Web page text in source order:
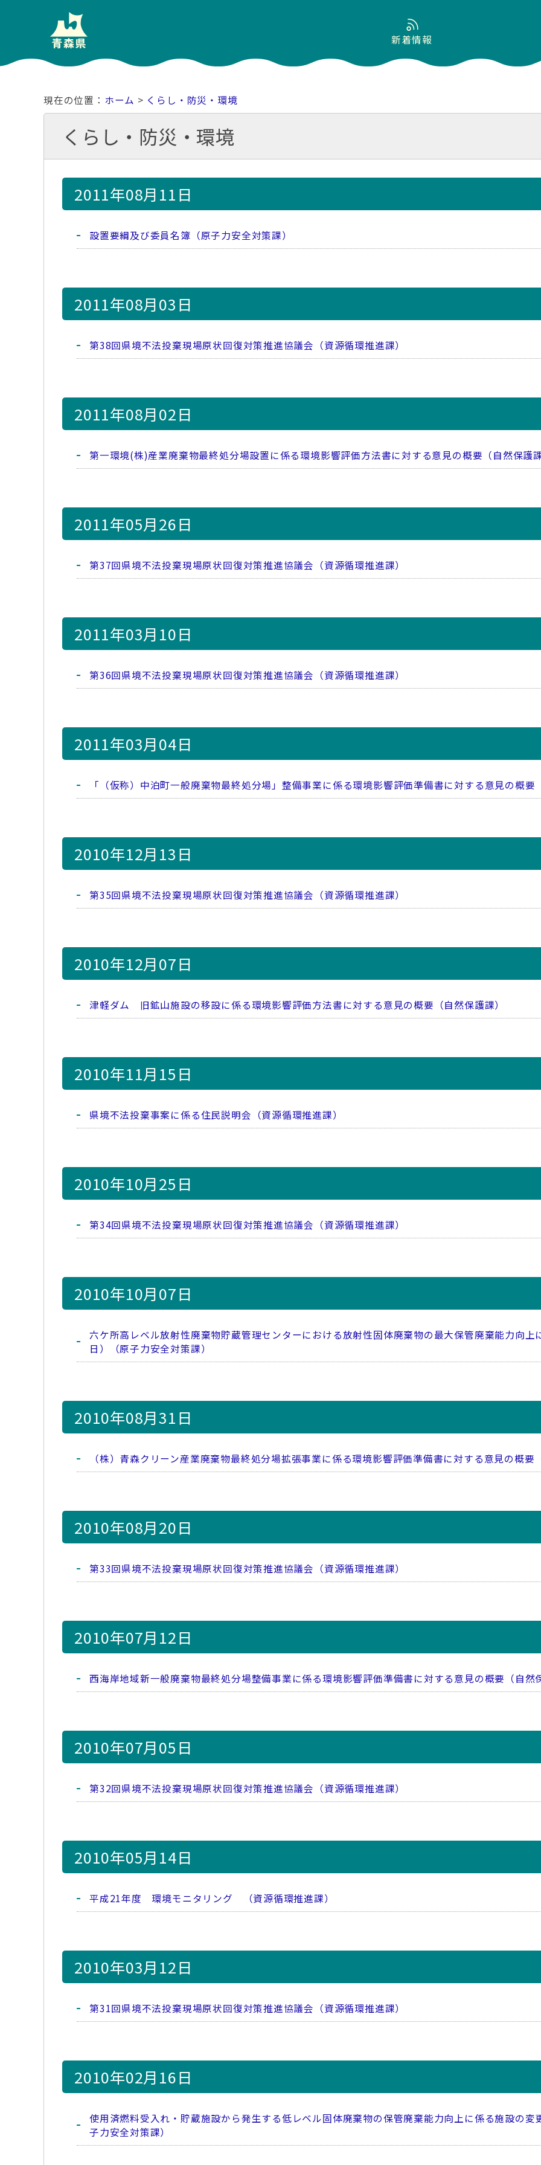
新着情報
ホーム > くらし・防災・環境
くらし・防災・環境
2011年08月11日
設置要綱及び委員名簿（原子力安全対策課）
2011年08月03日
第38回県境不法投棄現場原状回復対策推進協議会（資源循環推進課）
2011年08月02日
第一環境(株)産業廃棄物最終処分場設置に係る環境影響評価方法書に対する意見の概要（自然保護
2011年05月26日
第37回県境不法投棄現場原状回復対策推進協議会（資源循環推進課）
2011年03月10日
第36回県境不法投棄現場原状回復対策推進協議会（資源循環推進課）
2011年03月04日
「（仮称）中泊町一般廃棄物最終処分場」整備事業に係る環境影響評価準備書に対する意見の概要
2010年12月13日
第35回県境不法投棄現場原状回復対策推進協議会（資源循環推進課）
2010年12月07日
津軽ダム 旧鉱山施設の移設に係る環境影響評価方法書に対する意見の概要（自然保護課）
2010年11月15日
県境不法投棄事案に係る住民説明会（資源循環推進課）
2010年10月25日
第34回県境不法投棄現場原状回復対策推進協議会（資源循環推進課）
2010年10月07日
六ケ所高レベル放射性廃棄物貯蔵管理センターにおける放射性固体廃棄物の最大保管廃棄能力向
日）（原子力安全対策課）
2010年08月31日
（株）青森クリーン産業廃棄物最終処分場拡張事業に係る環境影響評価準備書に対する意見の概要
2010年08月20日
第33回県境不法投棄現場原状回復対策推進協議会（資源循環推進課）
2010年07月12日
西海岸地域新一般廃棄物最終処分場整備事業に係る環境影響評価準備書に対する意見の概要（自然
2010年07月05日
第32回県境不法投棄現場原状回復対策推進協議会（資源循環推進課）
2010年05月14日
平成21年度 環境モニタリング （資源循環推進課）
2010年03月12日
第31回県境不法投棄現場原状回復対策推進協議会（資源循環推進課）
2010年02月16日
使用済燃料受入れ・貯蔵施設から発生する低レベル固体廃棄物の保管廃棄能力向上に係る施設の
子力安全対策課）